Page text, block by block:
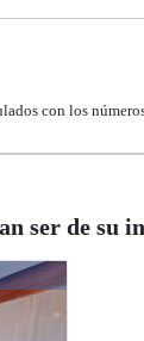
con los
ser de su